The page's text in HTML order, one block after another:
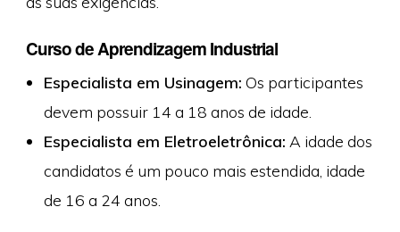
Curso de Aprendizagem Industrial
Especialista em Usinagem: Os participantes
devem possuir 14 a 18 anos de idade.
Especialista em Eletroeletrônica: A idade dos
candidatos é um pouco mais estendida, idade
de 16 a 24 anos.